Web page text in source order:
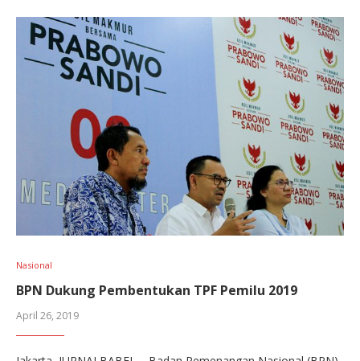
Nasional
BPN Dukung Pembentukan TPF Pemilu 2019
April 26, 2019